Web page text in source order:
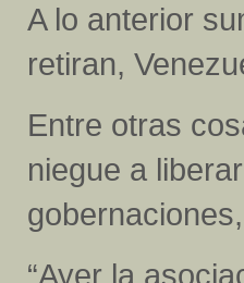
A lo anterior
retiran,
Entre otras
niegue a
“Ayer la